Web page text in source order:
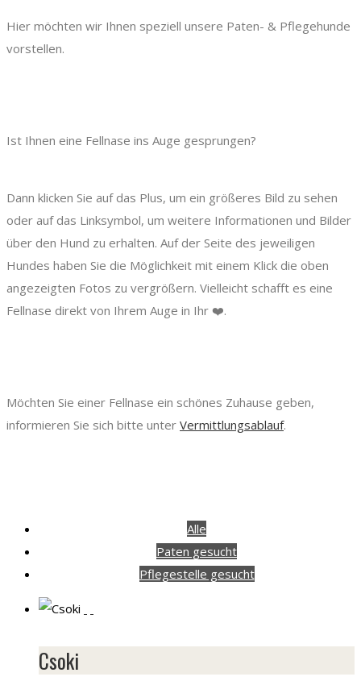
Hier möchten wir Ihnen speziell unsere Paten- & Pflegehunde
vorstellen.
Ist Ihnen eine Fellnase ins Auge gesprungen?
Dann klicken Sie auf das Plus, um ein größeres Bild zu sehen
oder auf das Linksymbol, um weitere Informationen und Bilder
über den Hund zu erhalten. Auf der Seite des jeweiligen
Hundes haben Sie die Möglichkeit mit einem Klick die oben
angezeigten Fotos zu vergrößern. Vielleicht schafft es eine
Fellnase direkt von Ihrem Auge in Ihr ❤️.
Möchten Sie einer Fellnase ein schönes Zuhause geben,
informieren Sie sich bitte unter Vermittlungsablauf.
Alle
Paten gesucht
Pflegestelle gesucht
Csoki